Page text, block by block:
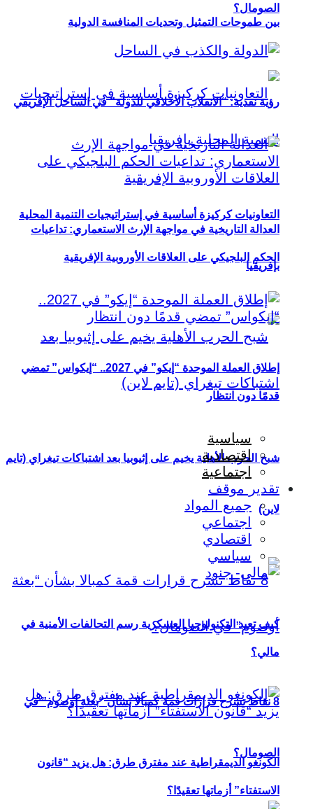
بين طموحات التمثيل وتحديات المنافسة الدولية
التعاونيات كركيزة أساسية في إستراتيجيات التنمية المحلية
بإفريقيا
شبح الحرب الأهلية يخيم على إثيوبيا بعد اشتباكات تيغراي (تايم
لاين)
8 نقاط تشرح قرارات قمة كمبالا بشأن “بعثة أوصوم” في
الصومال؟
الصومال؟
رؤية نقدية: “الانقلاب الأخلاقي للدولة” في الساحل الإفريقي
العدالة التاريخية في مواجهة الإرث الاستعماري: تداعيات
الحكم البلجيكي على العلاقات الأوروبية الإفريقية
إطلاق العملة الموحدة “إيكو” في 2027.. “إيكواس” تمضي
قدمًا دون انتظار
سياسية
اقتصادية
اجتماعية
تقدير موقف
جميع المواد
اجتماعي
اقتصادي
سياسي
كيف تعيد التكنولوجيا العسكرية رسم التحالفات الأمنية في
مالي؟
الكونغو الديمقراطية عند مفترق طرق: هل يزيد “قانون
الاستفتاء” أزماتها تعقيدًا؟